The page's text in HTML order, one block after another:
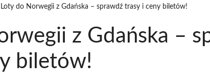
Loty do Norwegii z Gdańska – sprawdź trasy i ceny biletów!
z Gdańska –
biletów!